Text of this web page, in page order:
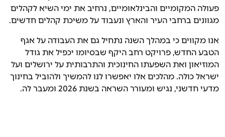
פעולה המקומיים והבינלאומיים, נרחיב את ימי השיא לקהלים
מגוונים ברחבי העיר והארץ ונעבוד על משיכת קהלים חדשים.
אנו מקווים כי במהלך השנה נתחיל גם את העבודה על אגף
הטבע החדש, פרויקט רחב היקף שבסיומו יכפיל את גודל
המוזיאון ואת השפעתו החינוכית והתרבותית על ירושלים ועל
ישראל כולה. מהלכים אלו יאפשרו לנו להמשיך ולהוביל בחינוך
מדעי חדשני, נגיש ומעורר השראה בשנת 2026 ומעבר לה.